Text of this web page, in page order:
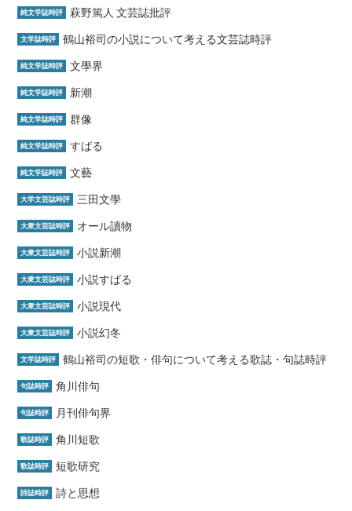
純文学誌時評 萩野篤人 文芸誌批評
文学誌時評 鶴山裕司の小説について考える文芸誌時評
純文学誌時評 文學界
純文学誌時評 新潮
純文学誌時評 群像
純文学誌時評 すばる
純文学誌時評 文藝
大学文芸誌時評 三田文學
大衆文芸誌時評 オール讀物
大衆文芸誌時評 小説新潮
大衆文芸誌時評 小説すばる
大衆文芸誌時評 小説現代
大衆文芸誌時評 小説幻冬
文学誌時評 鶴山裕司の短歌・俳句について考える歌誌・句誌時評
句誌時評 角川俳句
句誌時評 月刊俳句界
歌誌時評 角川短歌
歌誌時評 短歌研究
詩誌時評 詩と思想